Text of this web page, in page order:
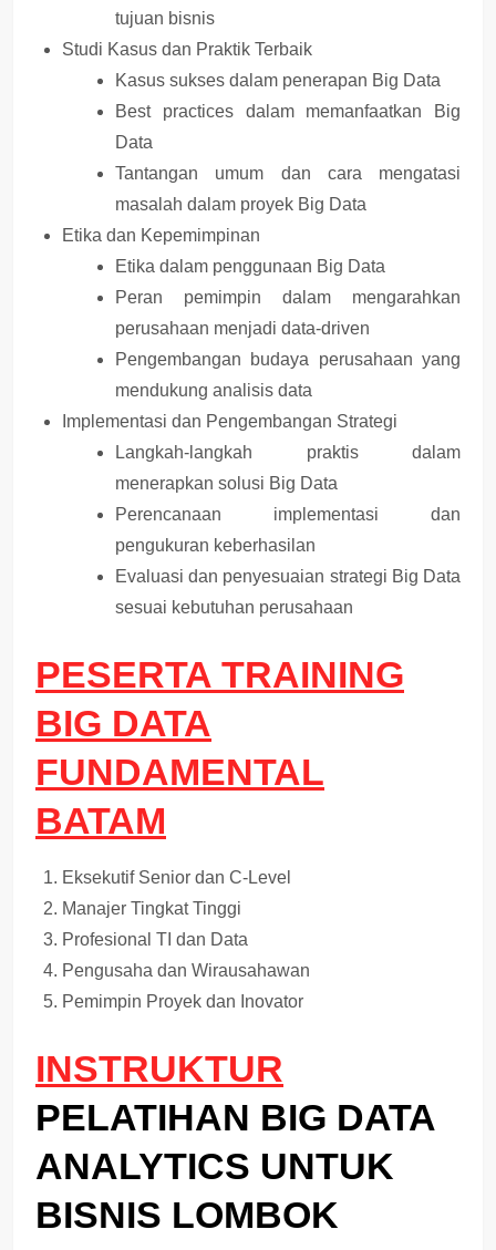
tujuan bisnis
Studi Kasus dan Praktik Terbaik
Kasus sukses dalam penerapan Big Data
Best practices dalam memanfaatkan Big
Data
Tantangan umum dan cara mengatasi
masalah dalam proyek Big Data
Etika dan Kepemimpinan
Etika dalam penggunaan Big Data
Peran pemimpin dalam mengarahkan
perusahaan menjadi data-driven
Pengembangan budaya perusahaan yang
mendukung analisis data
Implementasi dan Pengembangan Strategi
Langkah-langkah praktis dalam
menerapkan solusi Big Data
Perencanaan implementasi dan
pengukuran keberhasilan
Evaluasi dan penyesuaian strategi Big Data
sesuai kebutuhan perusahaan
PESERTA TRAINING
BIG DATA
FUNDAMENTAL
BATAM
Eksekutif Senior dan C-Level
Manajer Tingkat Tinggi
Profesional TI dan Data
Pengusaha dan Wirausahawan
Pemimpin Proyek dan Inovator
INSTRUKTUR
PELATIHAN BIG DATA
ANALYTICS UNTUK
BISNIS LOMBOK